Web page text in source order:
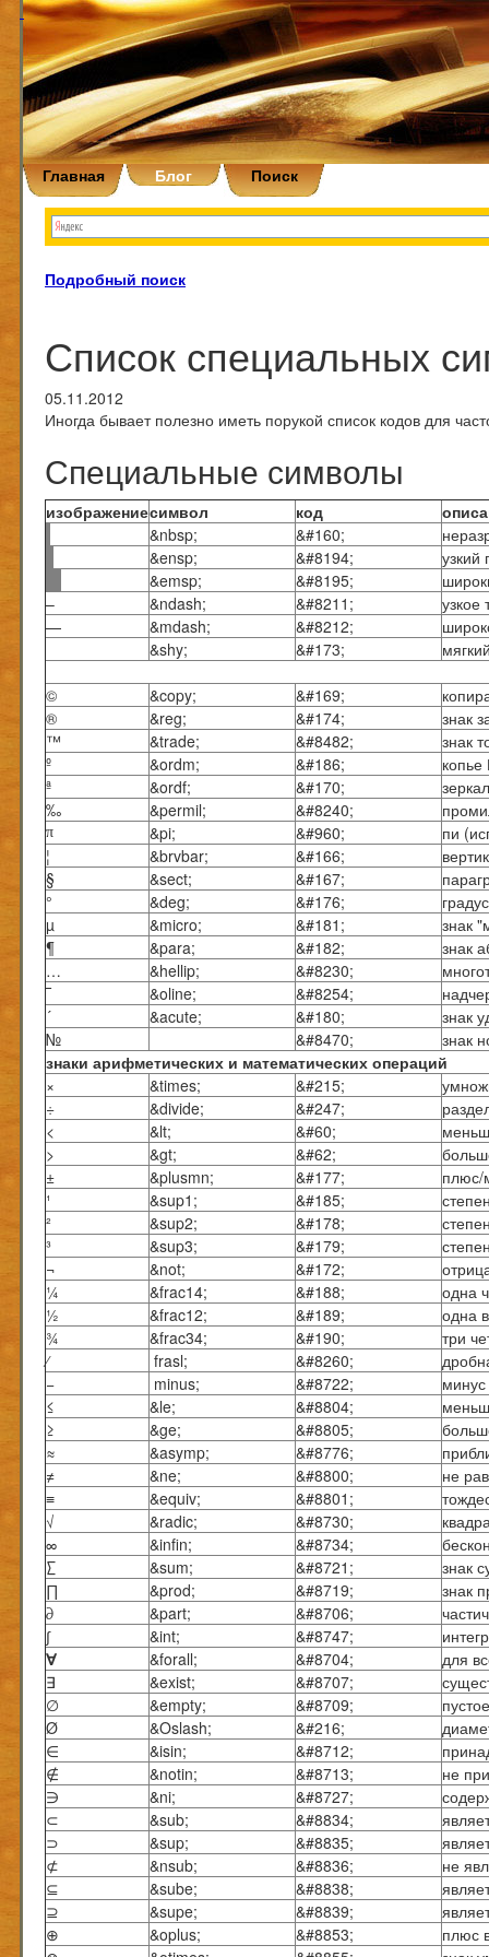
Главная Блог Поиск
Подробный поиск
Список специальных
05.11.2012
Иногда бывает полезно иметь порукой список кодов для
Специальные символы
изображениесимвол код
&nbsp;
&#160;
&ensp;
&#8194;
узкий
&emsp;
&#8195;
–
&ndash; &#8211;
узкое
—
&mdash; &#8212;
&shy;
&#173;
© &copy; &#169;
®
&reg; &#174;
знак
™
&trade; &#8482;
знак
º
&ordm; &#186;
ª
&ordf; &#170;
‰
&permil; &#8240;
π &pi; &#960;
пи
¦
&brvbar; &#166;
§
&sect; &#167;
°
&deg; &#176;
градус
µ
&micro; &#181;
знак
¶
&para; &#182;
знак
…
&hellip; &#8230;
‾
&oline; &#8254;
´
&acute; &#180;
знак
№
&#8470;
знак
знаки арифметических и математических операций
×
&times; &#215;
÷
&divide; &#247;
<
&lt; &#60;
>
&gt; &#62;
±
&plusmn; &#177;
плюс/
¹
&sup1; &#185;
²
&sup2; &#178;
³
&sup3; &#179;
¬
&not; &#172;
¼
&frac14; &#188;
одна
½
&frac12; &#189;
одна
¾
&frac34; &#190;
три
⁄
frasl; &#8260;
−
minus; &#8722;
минус
≤
&le; &#8804;
≥
&ge; &#8805;
≈
&asymp; &#8776;
≠
&ne; &#8800;
не
≡
&equiv; &#8801;
√
&radic; &#8730;
∞
&infin; &#8734;
∑
&sum; &#8721;
знак
∏
&prod; &#8719;
знак
∂
&part; &#8706;
∫
&int; &#8747;
∀
&forall; &#8704;
для
∃
&exist; &#8707;
∅
&empty; &#8709;
Ø
&Oslash; &#216;
∈
&isin; &#8712;
∉
&notin; &#8713;
не
∋
&ni; &#8727;
⊂
&sub; &#8834;
⊃
&sup; &#8835;
⊄
&nsub; &#8836;
не
⊆
&sube; &#8838;
⊇
&supe; &#8839;
⊕
&oplus; &#8853;
плюс